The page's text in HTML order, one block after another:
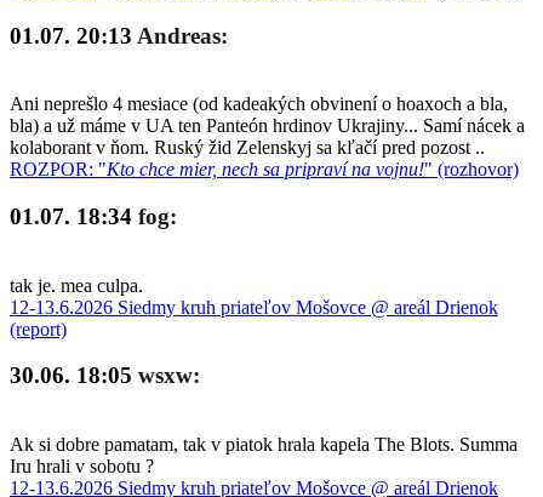
01.07. 20:13 Andreas:
Ani neprešlo 4 mesiace (od kadeakých obvinení o hoaxoch a bla,
bla) a už máme v UA ten Panteón hrdinov Ukrajiny... Samí nácek a
kolaborant v ňom. Ruský žid Zelenskyj sa kľačí pred pozost ..
ROZPOR: "Kto chce mier, nech sa pripraví na vojnu!" (rozhovor)
01.07. 18:34 fog:
tak je. mea culpa.
12-13.6.2026 Siedmy kruh priateľov Mošovce @ areál Drienok
(report)
30.06. 18:05 wsxw:
Ak si dobre pamatam, tak v piatok hrala kapela The Blots. Summa
Iru hrali v sobotu ?
12-13.6.2026 Siedmy kruh priateľov Mošovce @ areál Drienok